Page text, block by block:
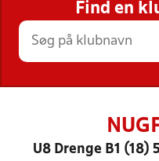
STILLINGER,
Find en
U8 Drenge B1 (18)